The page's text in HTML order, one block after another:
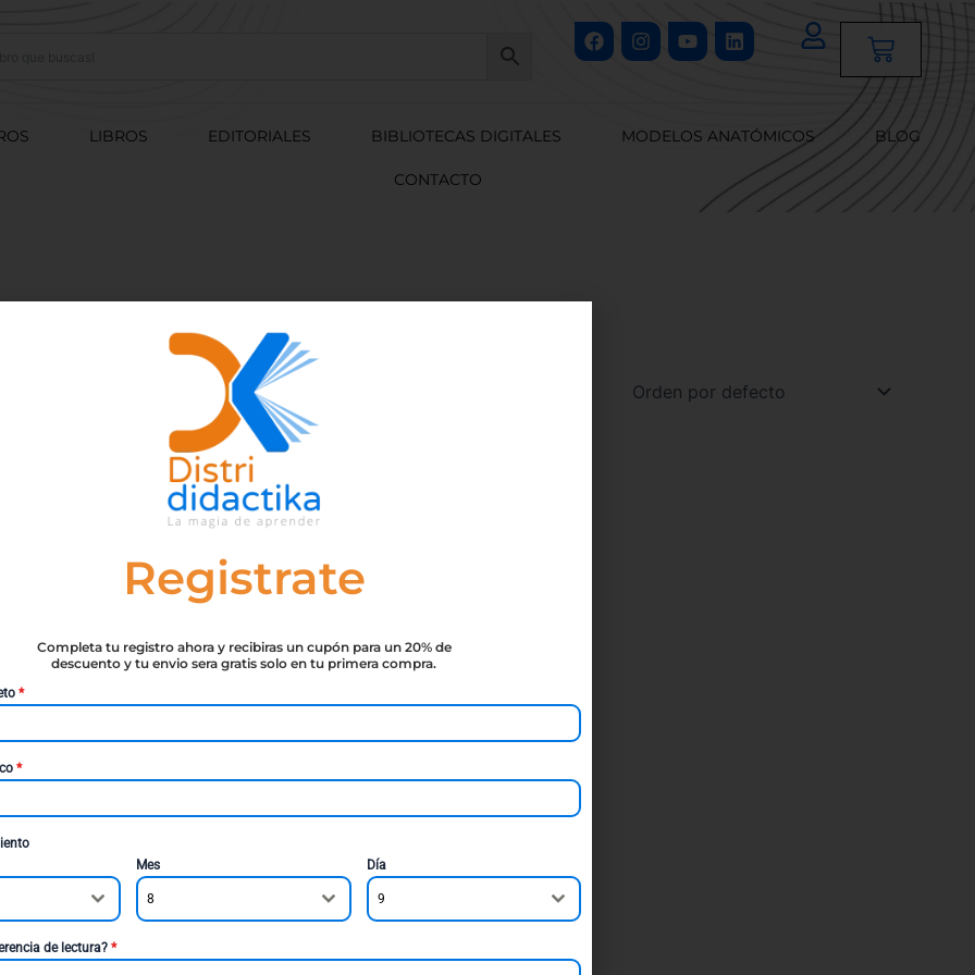
FacebookInstagram
YoutubeLinkedin
Cart
LIBROS EDITORIALES BIBLIOTECAS DIGITALES MODELOS ANATÓMICOS BLOG
CONTACTO
Registrate
Completa tu registro ahora y recibiras un cupón para un 20% de
descuento y tu envio sera gratis solo en tu primera compra.
*
*
Mes
8
Día
9
de lectura? *